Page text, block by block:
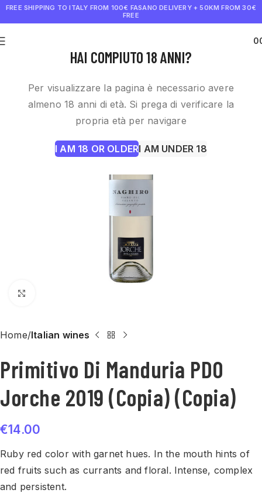
HAI COMPIUTO 18 ANNI?
Per visualizzare la pagina è necessario avere
almeno 18 anni di età. Si prega di verificare la
propria età per navigare
I AM 18 OR OLDERI AM UNDER 18
FREE SHIPPING TO ITALY FROM 100€ FASANO DELIVERY + 50KM FROM 30€
FREE
Home Italian wines
Primitivo Di Manduria PDO
Jorche 2019 (Copia) (Copia)
€14.00
Ruby red color with garnet hues. In the mouth hints of
red fruits such as currants and floral. Intense, complex
and persistent.